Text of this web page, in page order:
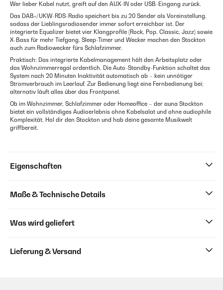
Wer lieber Kabel nutzt, greift auf den AUX-IN oder USB-Eingang zurück.
Das DAB+/UKW-RDS-Radio speichert bis zu 20 Sender als Voreinstellung,
sodass der Lieblingsradiosender immer sofort erreichbar ist. Der
integrierte Equalizer bietet vier Klangprofile (Rock, Pop, Classic, Jazz) sowie
X-Bass für mehr Tiefgang. Sleep-Timer und Wecker machen den Stockton
auch zum Radiowecker fürs Schlafzimmer.
Praktisch: Das integrierte Kabelmanagement hält den Arbeitsplatz oder
das Wohnzimmerregal ordentlich. Die Auto-Standby-Funktion schaltet das
System nach 20 Minuten Inaktivität automatisch ab – kein unnötiger
Stromverbrauch im Leerlauf. Zur Bedienung liegt eine Fernbedienung bei;
alternativ läuft alles über das Frontpanel.
Ob im Wohnzimmer, Schlafzimmer oder Homeoffice – der auna Stockton
bietet ein vollständiges Audioerlebnis ohne Kabelsalat und ohne audiophile
Komplexität. Hol dir den Stockton und hab deine gesamte Musikwelt
griffbereit.
Eigenschaften
Maße & Technische Details
Was wird geliefert
Lieferung & Versand